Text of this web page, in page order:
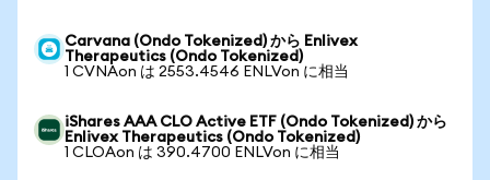
Carvana (Ondo Tokenized) から Enlivex
Therapeutics (Ondo Tokenized)
1 CVNAon は 2553.4546 ENLVon に相当
iShares AAA CLO Active ETF (Ondo Tokenized) から
Enlivex Therapeutics (Ondo Tokenized)
1 CLOAon は 390.4700 ENLVon に相当